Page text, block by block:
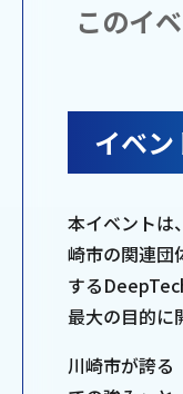
このイ
イベン
本イベントは
崎市の関連団
する
最大の目的に
川崎市が誇る